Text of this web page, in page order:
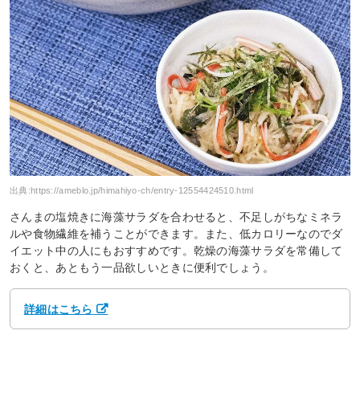
出典:https://ameblo.jp/himahiyo-ch/entry-12554424510.html
さんまの塩焼きに海藻サラダを合わせると、不足しがちなミネラ
ルや食物繊維を補うことができます。また、低カロリーなのでダ
イエット中の人にもおすすめです。乾燥の海藻サラダを常備して
おくと、あともう一品欲しいときに便利でしょう。
詳細はこちら